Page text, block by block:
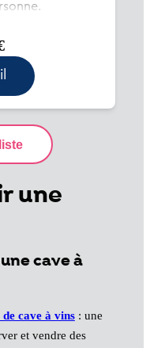
une
cave à
cave à vins: une
et vendre des